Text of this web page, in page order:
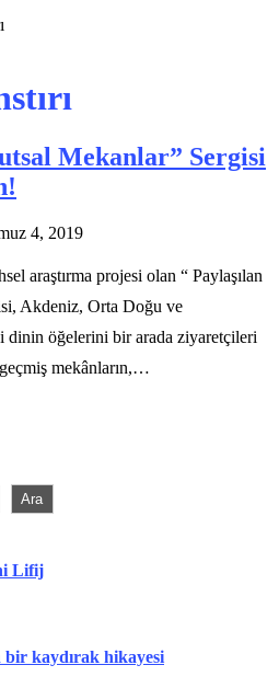
Mekanlar” Sergisi
4, 2019
araştırma projesi olan “ Paylaşılan
Akdeniz, Orta Doğu ve
dinin öğelerini bir arada ziyaretçileri
mekânların,…
Ara
Lifij
bir kaydırak hikayesi